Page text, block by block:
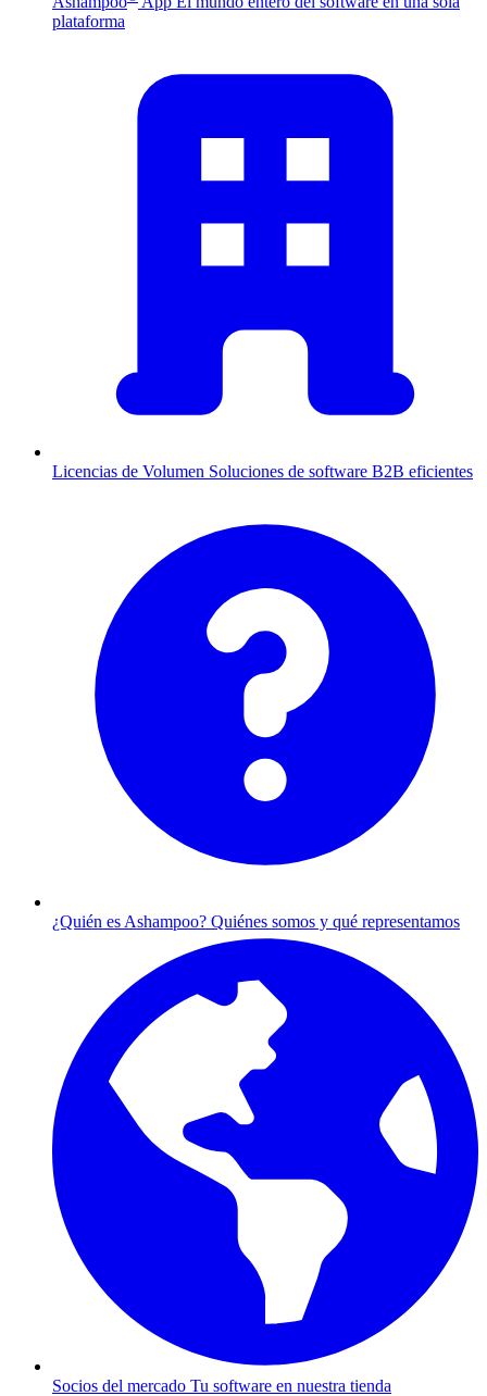
plataforma
Licencias de Volumen Soluciones de software B2B eficientes
¿Quién es Ashampoo? Quiénes somos y qué representamos
Socios del mercado Tu software en nuestra tienda